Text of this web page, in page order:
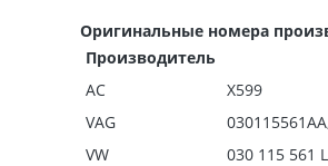
Оригинальные номера
Производитель
AC
X599
VAG
VW
030 115 561